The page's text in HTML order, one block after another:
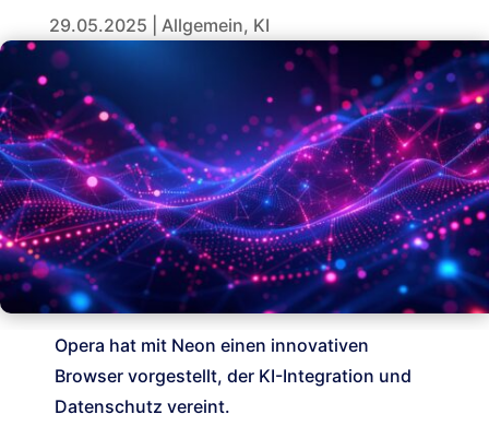
29.05.2025 Allgemein, KI
Opera hat mit Neon einen innovativen
Browser vorgestellt, der KI-Integration und
Datenschutz vereint.